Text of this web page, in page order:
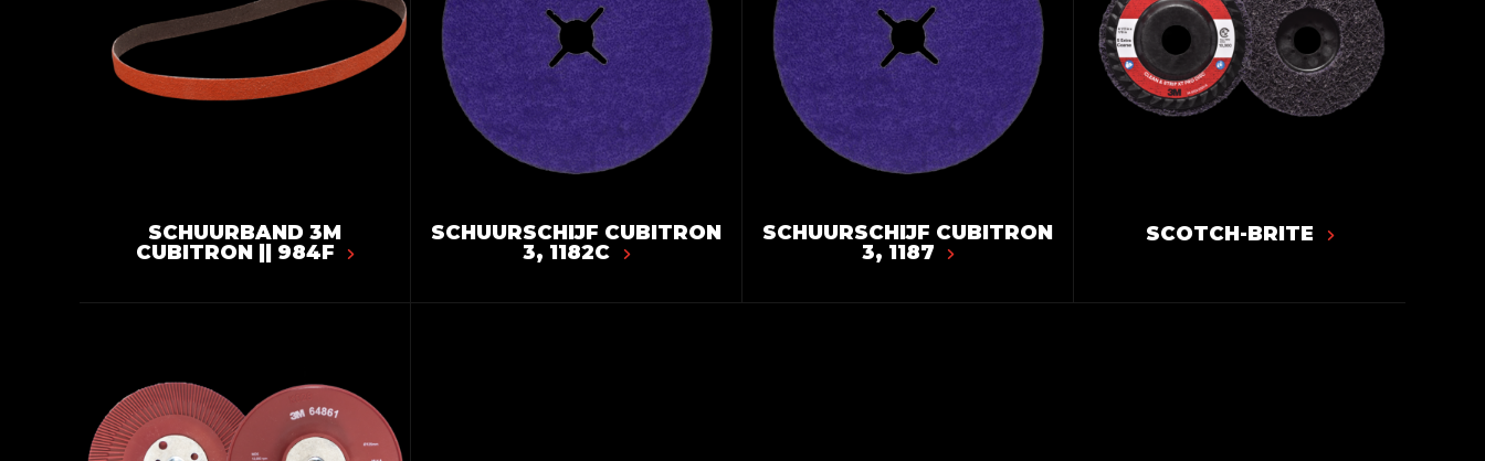
SCHUURBAND 3M
CUBITRON || 984F
SCHUURSCHIJF CUBITRON
3, 1182C
SCHUURSCHIJF CUBITRON
3, 1187
SCOTCH-BRITE